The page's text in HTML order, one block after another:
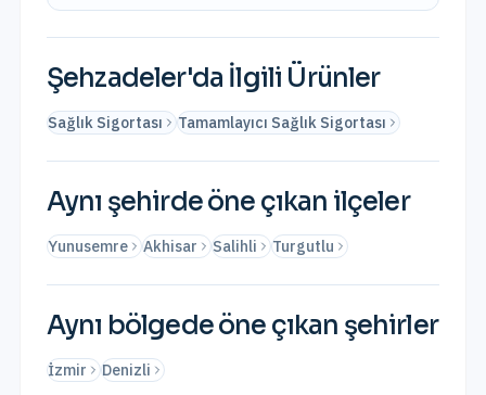
Şehzadeler'da İlgili Ürünler
Sağlık Sigortası Tamamlayıcı Sağlık Sigortası
Aynı şehirde öne çıkan ilçeler
Yunusemre Akhisar Salihli Turgutlu
Aynı bölgede öne çıkan şehirler
İzmir Denizli